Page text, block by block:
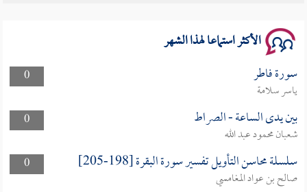
الأكثر استماعا لهذا الشهر
0 سورة فاطر
ياسر سلامة
0
بين يدى الساعة - الصراط
شعبان محمود عبد الله
0
سلسلة محاسن التأويل تفسير سورة البقرة [198-205]
صالح بن عواد المغامسي